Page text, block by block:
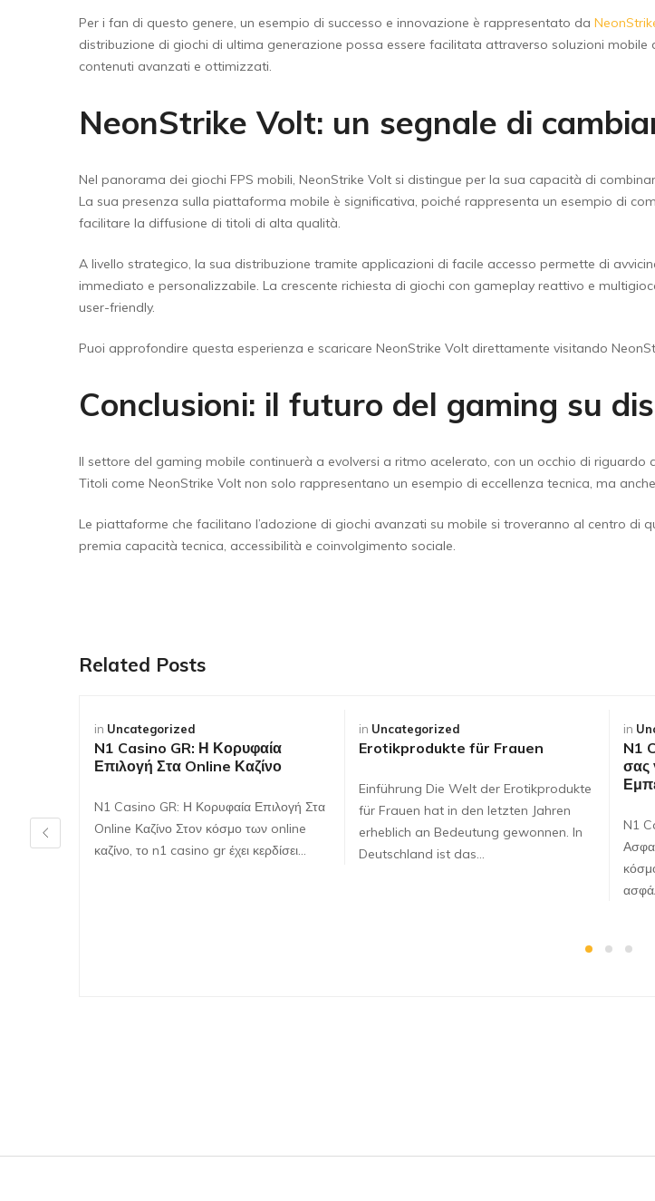
Per i fan di questo genere, un esempio di successo e innovazione è rappresentato da
distribuzione di giochi di ultima generazione possa essere facilitata attraverso soluzioni
contenuti avanzati e ottimizzati.
NeonStrike Volt: un segnale di
Nel panorama dei giochi FPS mobili, NeonStrike Volt si distingue per la sua capacità di
La sua presenza sulla piattaforma mobile è significativa, poiché rappresenta un esempio di
facilitare la diffusione di titoli di alta qualità.
A livello strategico, la sua distribuzione tramite applicazioni di facile accesso permette di
immediato e personalizzabile. La crescente richiesta di giochi con gameplay reattivo e
user-friendly.
Puoi approfondire questa esperienza e scaricare NeonStrike Volt direttamente visitando
Conclusioni: il futuro del gaming su
Il settore del gaming mobile continuerà a evolversi a ritmo acelerato, con un occhio di riguardo
Titoli come NeonStrike Volt non solo rappresentano un esempio di eccellenza tecnica, ma
Le piattaforme che facilitano l’adozione di giochi avanzati su mobile si troveranno al centro
premia capacità tecnica, accessibilità e coinvolgimento sociale.
Related Posts
in Uncategorized
N1 Casino GR: Η Κορυφαία
Επιλογή Στα Online Καζίνο
N1 Casino GR: Η Κορυφαία Επιλογή Στα
Online Καζίνο Στον κόσμο των online
καζίνο, το n1 casino gr έχει κερδίσει…
in Uncategorized
Erotikprodukte für Frauen
Einführung Die Welt der Erotikprodukte
für Frauen hat in den letzten Jahren
erheblich an Bedeutung gewonnen. In
Deutschland ist das…
in
N1
σας
N1